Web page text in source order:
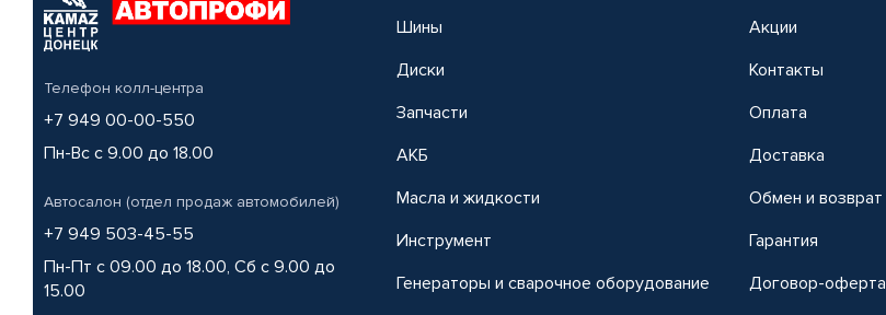
Телефон колл-центра
+7 949 00-00-550
Пн-Вс с 9.00 до 18.00
Автосалон (отдел продаж автомобилей)
+7 949 503-45-55
Пн-Пт с 09.00 до 18.00, Сб с 9.00 до
15.00
Шины
Диски
Запчасти
АКБ
Масла и жидкости
Инструмент
Генераторы и сварочное оборудование
Акции
Контакты
Оплата
Доставка
Обмен и возврат
Гарантия
Договор-оферта